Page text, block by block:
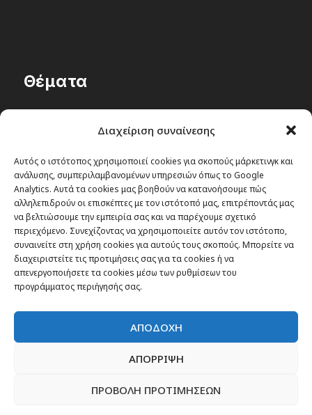
Διαχείριση συναίνεσης
Αυτός ο ιστότοπος χρησιμοποιεί cookies για σκοπούς μάρκετινγκ και
ανάλυσης, συμπεριλαμβανομένων υπηρεσιών όπως το Google
Analytics. Αυτά τα cookies μας βοηθούν να κατανοήσουμε πώς
αλληλεπιδρούν οι επισκέπτες με τον ιστότοπό μας, επιτρέποντάς μας
να βελτιώσουμε την εμπειρία σας και να παρέχουμε σχετικό
περιεχόμενο. Συνεχίζοντας να χρησιμοποιείτε αυτόν τον ιστότοπο,
συναινείτε στη χρήση cookies για αυτούς τους σκοπούς. Μπορείτε να
διαχειριστείτε τις προτιμήσεις σας για τα cookies ή να
απενεργοποιήσετε τα cookies μέσω των ρυθμίσεων του
προγράμματος περιήγησής σας.
ΑΠΟΔΟΧΗ
ΑΠΟΡΡΙΨΗ
ΠΡΟΒΟΛΗ ΠΡΟΤΙΜΗΣΕΩΝ
Θέματα
Passenger στον κόσμο
TRAVEL NEWS
Οργάνωσε το ταξίδι σου
CITY and CULTURE
Newsletter